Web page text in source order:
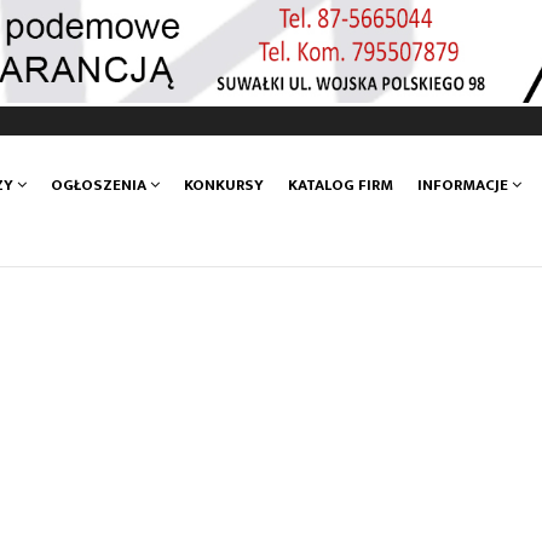
OGŁOSZENIA KONKURSY KATALOG FIRM INFORMACJE